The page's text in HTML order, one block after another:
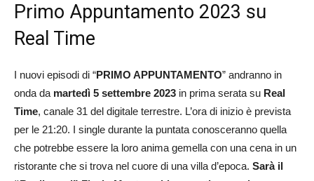
Primo Appuntamento 2023 su
Real Time
I nuovi episodi di “PRIMO APPUNTAMENTO” andranno in
onda da martedì 5 settembre 2023 in prima serata su Real
Time, canale 31 del digitale terrestre. L’ora di inizio è prevista
per le 21:20. I single durante la puntata conosceranno quella
che potrebbe essere la loro anima gemella con una cena in un
ristorante che si trova nel cuore di una villa d’epoca. Sarà il